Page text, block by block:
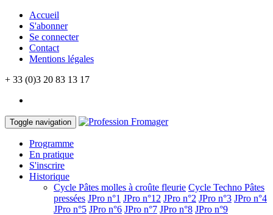
Accueil
S'abonner
Se connecter
Contact
Mentions légales
+ 33 (0)3 20 83 13 17
Toggle navigation
Programme
En pratique
S'inscrire
Historique
Cycle Pâtes molles à croûte fleurie Cycle Techno Pâtes
pressées JPro n°1 JPro n°12 JPro n°2 JPro n°3 JPro n°4
JPro n°5 JPro n°6 JPro n°7 JPro n°8 JPro n°9